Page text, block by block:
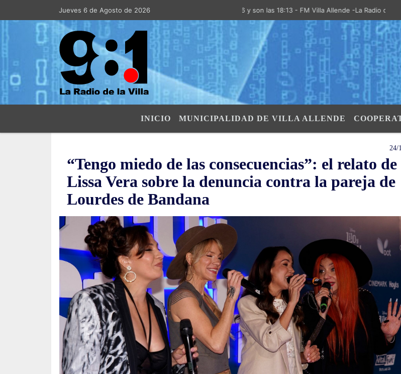
Jueves 6 de Agosto de 2026Hoy es Jueves 6 de Agosto de 2026 y son las 18:13 - FM Villa Allende -La Radio de la
INICIO MUNICIPALIDAD DE VILLA ALLENDE
24/
“Tengo miedo de las consecuencias”: el relato de
Lissa Vera sobre la denuncia contra la pareja de
Lourdes de Bandana